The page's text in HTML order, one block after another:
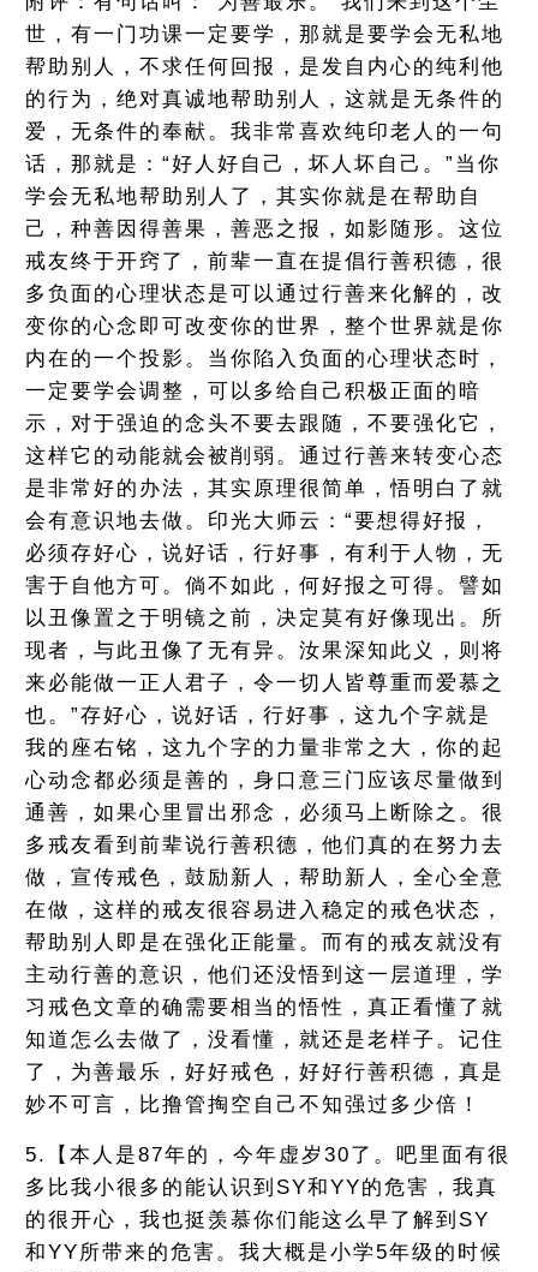
世，有一门功课一定要学，那就是要学会无私地
帮助别人，不求任何回报，是发自内心的纯利他
的行为，绝对真诚地帮助别人，这就是无条件的
爱，无条件的奉献。我非常喜欢纯印老人的一句
话，那就是：“好人好自己，坏人坏自己。”当你
学会无私地帮助别人了，其实你就是在帮助自
己，种善因得善果，善恶之报，如影随形。这位
戒友终于开窍了，前辈一直在提倡行善积德，很
多负面的心理状态是可以通过行善来化解的，改
变你的心念即可改变你的世界，整个世界就是你
内在的一个投影。当你陷入负面的心理状态时，
一定要学会调整，可以多给自己积极正面的暗
示，对于强迫的念头不要去跟随，不要强化它，
这样它的动能就会被削弱。通过行善来转变心态
是非常好的办法，其实原理很简单，悟明白了就
会有意识地去做。印光大师云：“要想得好报，
必须存好心，说好话，行好事，有利于人物，无
害于自他方可。倘不如此，何好报之可得。譬如
以丑像置之于明镜之前，决定莫有好像现出。所
现者，与此丑像了无有异。汝果深知此义，则将
来必能做一正人君子，令一切人皆尊重而爱慕之
也。”存好心，说好话，行好事，这九个字就是
我的座右铭，这九个字的力量非常之大，你的起
心动念都必须是善的，身口意三门应该尽量做到
通善，如果心里冒出邪念，必须马上断除之。很
多戒友看到前辈说行善积德，他们真的在努力去
做，宣传戒色，鼓励新人，帮助新人，全心全意
在做，这样的戒友很容易进入稳定的戒色状态，
帮助别人即是在强化正能量。而有的戒友就没有
主动行善的意识，他们还没悟到这一层道理，学
习戒色文章的确需要相当的悟性，真正看懂了就
知道怎么去做了，没看懂，就还是老样子。记住
了，为善最乐，好好戒色，好好行善积德，真是
妙不可言，比撸管掏空自己不知强过多少倍！
5.【本人是87年的，今年虚岁30了。吧里面有很
多比我小很多的能认识到SY和YY的危害，我真
的很开心，我也挺羡慕你们能这么早了解到SY
和YY所带来的危害。我大概是小学5年级的时候